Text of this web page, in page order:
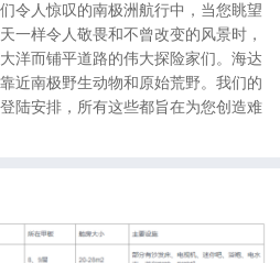
令人惊叹的南极洲航行中，当您眺望
一样令人敬畏和不曾改变的风景时，
洋而铺平道路的伟大探险家们。海达
近南极野生动物和原始荒野。我们的
陆安排，所有这些都旨在为您创造难